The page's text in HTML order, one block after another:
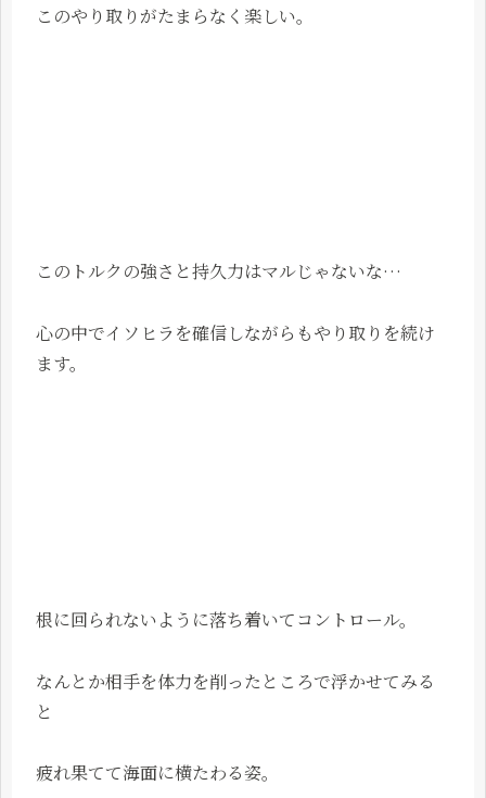
このやり取りがたまらなく楽しい。
このトルクの強さと持久力はマルじゃないな…
心の中でイソヒラを確信しながらもやり取りを続け
ます。
根に回られないように落ち着いてコントロール。
なんとか相手を体力を削ったところで浮かせてみる
と
疲れ果てて海面に横たわる姿。